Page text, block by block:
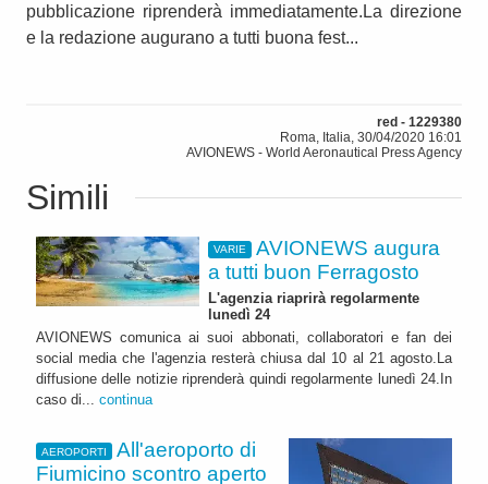
pubblicazione riprenderà immediatamente.La direzione
e la redazione augurano a tutti buona fest...
red - 1229380
Roma, Italia, 30/04/2020 16:01
AVIONEWS - World Aeronautical Press Agency
Simili
VARIE
AVIONEWS augura
a tutti buon Ferragosto
L'agenzia riaprirà regolarmente
lunedì 24
AVIONEWS comunica ai suoi abbonati, collaboratori e fan dei
social media che l'agenzia resterà chiusa dal 10 al 21 agosto.La
diffusione delle notizie riprenderà quindi regolarmente lunedì 24.In
caso di... continua
AEROPORTI
All'aeroporto di
Fiumicino scontro aperto